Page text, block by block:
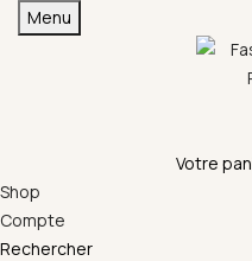
Menu
Votre
Shop
Compte
Rechercher